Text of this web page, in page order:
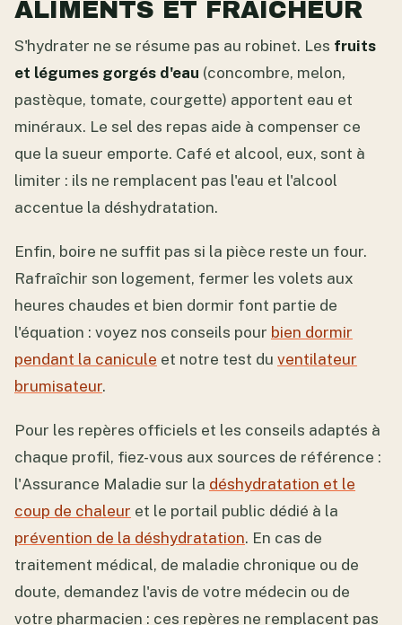
ALIMENTS ET FRAÎCHEUR
S'hydrater ne se résume pas au robinet. Les fruits
et légumes gorgés d'eau (concombre, melon,
pastèque, tomate, courgette) apportent eau et
minéraux. Le sel des repas aide à compenser ce
que la sueur emporte. Café et alcool, eux, sont à
limiter : ils ne remplacent pas l'eau et l'alcool
accentue la déshydratation.
Enfin, boire ne suffit pas si la pièce reste un four.
Rafraîchir son logement, fermer les volets aux
heures chaudes et bien dormir font partie de
l'équation : voyez nos conseils pour bien dormir
pendant la canicule et notre test du ventilateur
brumisateur.
Pour les repères officiels et les conseils adaptés à
chaque profil, fiez-vous aux sources de référence :
l'Assurance Maladie sur la déshydratation et le
coup de chaleur et le portail public dédié à la
prévention de la déshydratation. En cas de
traitement médical, de maladie chronique ou de
doute, demandez l'avis de votre médecin ou de
votre pharmacien : ces repères ne remplacent pas